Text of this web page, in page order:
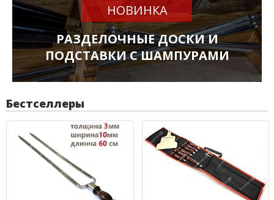
НОВИНКА
РАЗДЕЛОЧНЫЕ ДОСКИ И
ПОДСТАВКИ С ШАМПУРАМИ
Бестселлеры